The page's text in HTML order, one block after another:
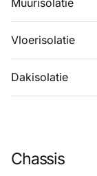
Vloerisolatie
Dakisolatie
Chassis